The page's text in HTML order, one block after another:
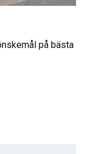
på bästa